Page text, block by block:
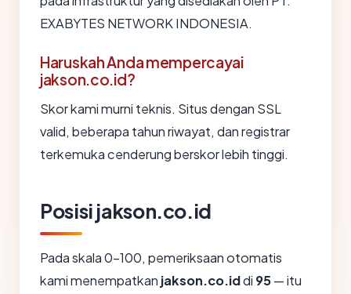
EXABYTES NETWORK INDONESIA.
Haruskah Anda mempercayai
jakson.co.id?
Skor kami murni teknis. Situs dengan SSL
valid, beberapa tahun riwayat, dan registrar
terkemuka cenderung berskor lebih tinggi.
Posisi jakson.co.id
Pada skala 0-100, pemeriksaan otomatis
kami menempatkan jakson.co.iddi 95— itu